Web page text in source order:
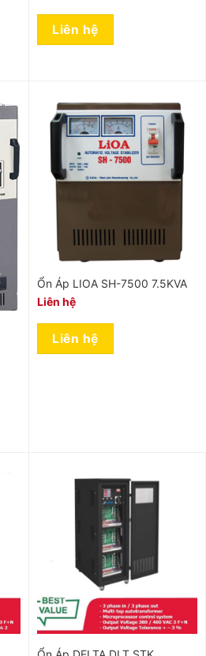
Liên hệ
Ổn Áp LIOA SH-7500 7.5KVA
Liên hệ
Liên hệ